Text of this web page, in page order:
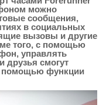
можно
сообщения,
в социальных
вызовы и другие
того, с помощью
управлять
друзья смогут
помощью функции